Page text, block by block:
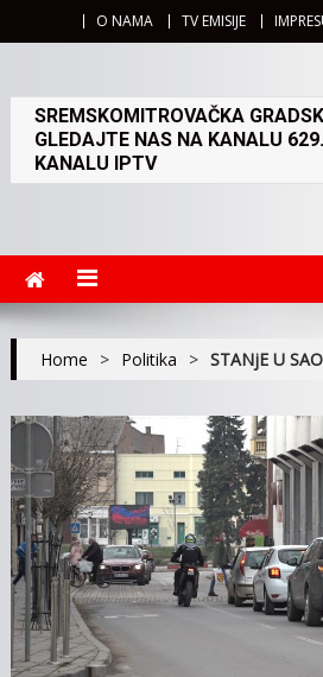
O NAMA TV EMISIJE
SREMSKOMITROVAČKA
GLEDAJTE NAS NA KANALU
KANALU IPTV
Home > Politika > STANjE U